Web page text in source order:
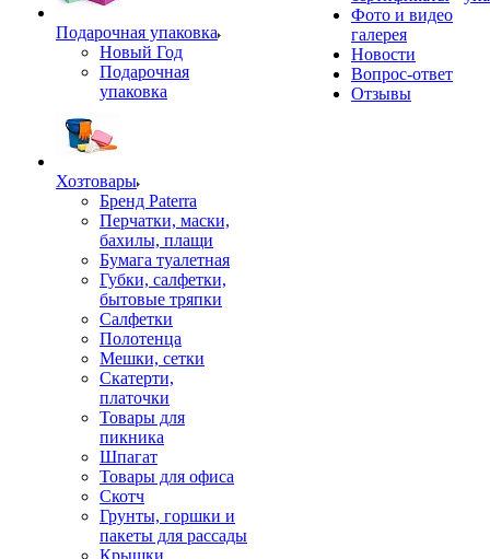
Подарочная упаковка
Новый Год
Подарочная
упаковка
Хозтовары
Бренд Paterra
Перчатки, маски,
бахилы, плащи
Бумага туалетная
Губки, салфетки,
бытовые тряпки
Салфетки
Полотенца
Мешки, сетки
Скатерти,
платочки
Товары для
пикника
Шпагат
Товары для офиса
Скотч
Грунты, горшки и
пакеты для рассады
Крышки
Фото и видео
галерея
Новости
Вопрос-ответ
Отзывы